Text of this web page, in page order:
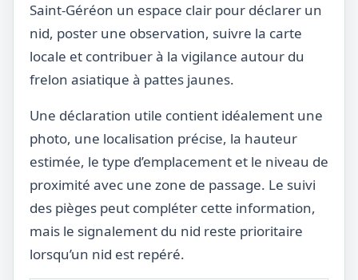
Saint-Géréon un espace clair pour déclarer un
nid, poster une observation, suivre la carte
locale et contribuer à la vigilance autour du
frelon asiatique à pattes jaunes.
Une déclaration utile contient idéalement une
photo, une localisation précise, la hauteur
estimée, le type d’emplacement et le niveau de
proximité avec une zone de passage. Le suivi
des pièges peut compléter cette information,
mais le signalement du nid reste prioritaire
lorsqu’un nid est repéré.